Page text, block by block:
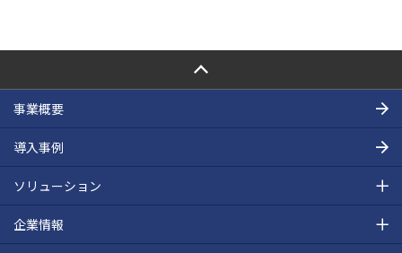
PAGE TOP
事業概要
導入事例
ソリューション
企業情報